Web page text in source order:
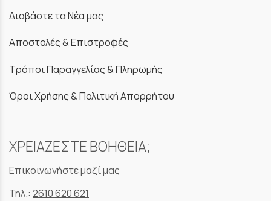
Διαβάστε τα Νέα μας
Αποστολές & Επιστροφές
Τρόποι Παραγγελίας & Πληρωμής
Όροι Χρήσης & Πολιτική Απορρήτου
ΧΡΕΙΑΖΕΣΤΕ ΒΟΗΘΕΙΑ;
Επικοινωνήστε μαζί μας
Τηλ.: 2610 620 621